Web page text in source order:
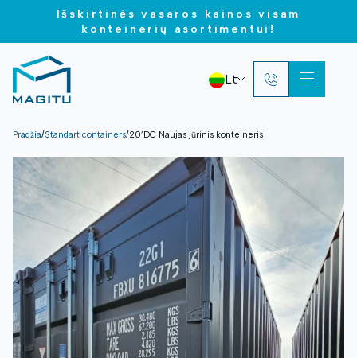
Išskirtinės vasaros kainos visam
konteinerių asortimentui!
Lt
Pradžia/Standart containers/20’DC Naujas jūrinis konteineris